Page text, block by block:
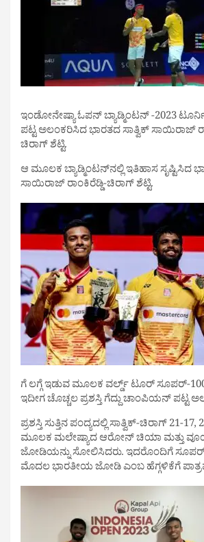
ಇಂಡೋನೇಷ್ಯಾ ಓಪನ್‌ ಬ್ಯಾಡ್ಮಿಂಟನ್‌ -2023
ಪಟ್ಟ ಅಲಂಕರಿಸಿದ ಭಾರತದ ಸಾತ್ವಿಕ್‌ ಸಾಯಿರಾಜ್‌
ಚಿರಾಗ್‌ ಶೆಟ್ಟಿ.
ಆ ಮೂಲಕ ಬ್ಯಾಡ್ಮಿಂಟನ್‌ನಲ್ಲಿ ಇತಿಹಾಸ ಸೃಷ್ಟಿಸಿದ
ಸಾಯಿರಾಜ್‌ ರಾಂಕಿರೆಡ್ಡಿ-ಚಿರಾಗ್‌ ಶೆಟ್ಟಿ.
ಗೆ ಲಗ್ಗೆ ಇಡುವ ಮೂಲಕ ವರ್ಲ್ಡ್ ಟೂರ್‌ ಸೂಪರ್‌-
ಇದೀಗ ಚೊಚ್ಚಲ ಪ್ರಶಸ್ತಿ ಗೆದ್ದು ಚಾಂಪಿಯನ್​ ಪಟ್ಟ
ಪ್ರಶಸ್ತಿ ಸುತ್ತಿನ ಪಂದ್ಯದಲ್ಲಿ ಸಾತ್ವಿಕ್-ಚಿರಾಗ್ 21-
ಮೂಲಕ ಮಲೇಷ್ಯಾದ ಆರೋನ್ ಚಿಯಾ ಮತ್ತು
ಜೋಡಿಯನ್ನು ಸೋಲಿಸಿದರು. ಇದರೊಂದಿಗೆ ಸೂಪರ್-
ಮೊದಲ ಭಾರತೀಯ ಜೋಡಿ ಎಂಬ ಹೆಗ್ಗಳಿಕೆಗೆ